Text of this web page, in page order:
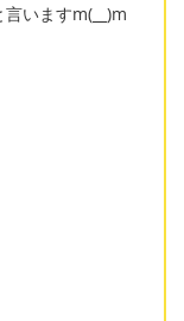
いますm(__)m